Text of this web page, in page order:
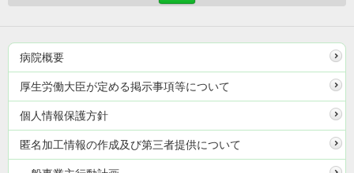
病院概要
厚生労働大臣が定める掲示事項等について
個人情報保護方針
匿名加工情報の作成及び第三者提供について